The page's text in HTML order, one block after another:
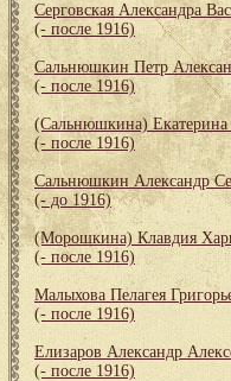
Серговская Александра
(- после 1916)
Сальнюшкин Петр
(- после 1916)
(Сальнюшкина) Екатерина
(- после 1916)
Сальнюшкин Александр
(- до 1916)
(Морошкина) Клавдия
(- после 1916)
Малыхова Пелагея
(- после 1916)
Елизаров Александр
(- после 1916)